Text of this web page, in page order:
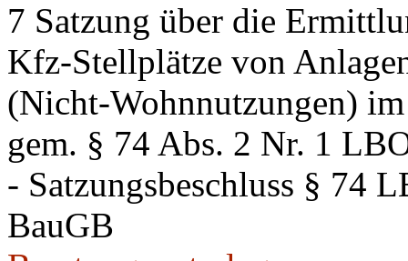
7 Satzung über die
Kfz-Stellplätze von
(Nicht-Wohnnutzungen)
gem. § 74 Abs. 2 Nr. 1
- Satzungsbeschluss § 74
BauGB